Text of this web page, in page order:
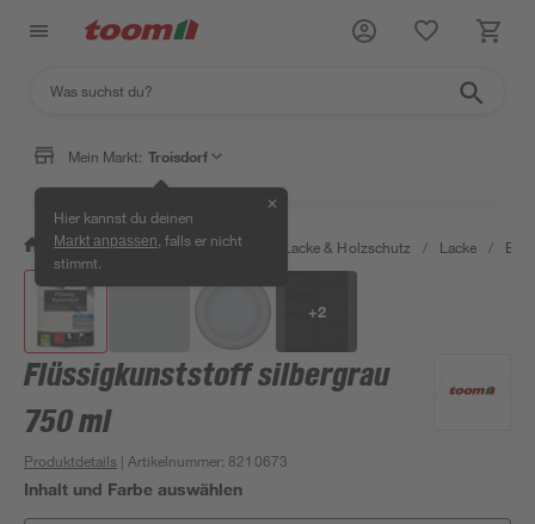
Mein Markt: Troisdorf
Hier kannst du deinen
Markt anpassen , falls er nicht
stimmt.
✕
/ Bauen & Renovieren / Farben, Lacke & Holzschutz / Lacke /
+2
Flüssigkunststoff silbergrau
750 ml
Produktdetails | Artikelnummer: 8210673
Inhalt und Farbe auswählen